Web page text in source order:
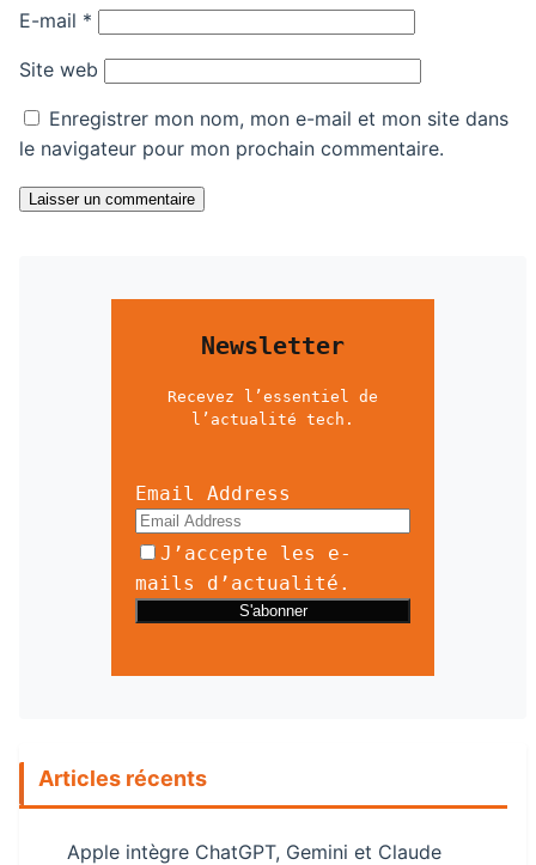
E-mail *
Site web
Enregistrer mon nom, mon e-mail et mon site dans
le navigateur pour mon prochain commentaire.
Laisser un commentaire
Newsletter
Recevez l’essentiel de
l’actualité tech.
Email Address
J’accepte les e-
mails d’actualité.
Articles récents
Apple intègre ChatGPT, Gemini et Claude